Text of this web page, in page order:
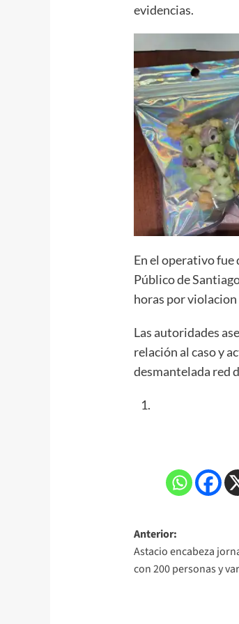
evidencias.
En el operativo
Público de
horas por violacion
Las autoridades
relación al caso y
desmantelada red
Anterior:
Astacio encabeza
con 200 personas y